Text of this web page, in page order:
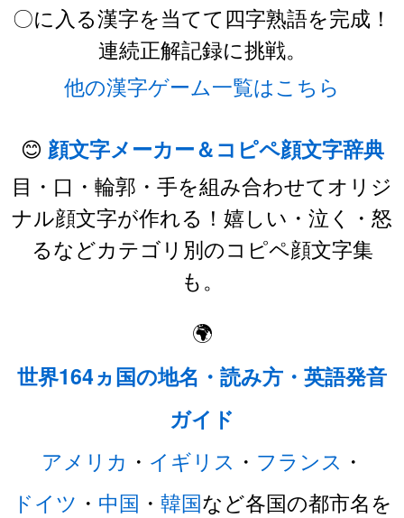
〇に入る漢字を当てて四字熟語を完成！
連続正解記録に挑戦。
他の漢字ゲーム一覧はこちら
😊 顔文字メーカー＆コピペ顔文字辞典
目・口・輪郭・手を組み合わせてオリジ
ナル顔文字が作れる！嬉しい・泣く・怒
るなどカテゴリ別のコピペ顔文字集
も。
🌍
世界164ヵ国の地名・読み方・英語発音
ガイド
アメリカ ・ イギリス ・ フランス ・
ドイツ ・ 中国 ・ 韓国など各国の都市名を